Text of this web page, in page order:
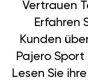
Vertrauen
Erfahren
Kunden
Pajero Sport
Lesen Sie